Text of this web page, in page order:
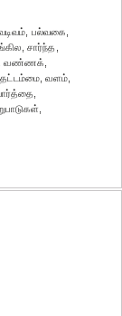
பல்வகை,
சார்ந்த,
வண்ணக்,
வளம்,